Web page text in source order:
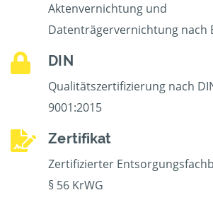
Aktenvernichtung und
Datenträgervernichtung nach
DIN
Qualitätszertifizierung nach
9001:2015
Zertifikat
Zertifizierter
§ 56 KrWG